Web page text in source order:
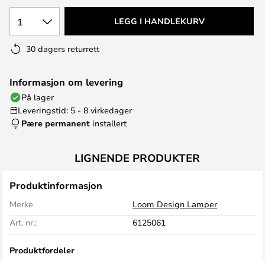
1 LEGG I HANDLEKURV
30 dagers returrett
Informasjon om levering
På lager
Leveringstid: 5 - 8 virkedager
Pære permanent installert
LIGNENDE PRODUKTER
Produktinformasjon
Merke
Loom Design Lamper
Art. nr.:
6125061
Produktfordeler